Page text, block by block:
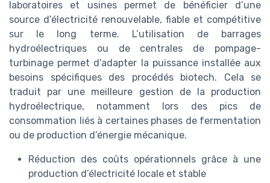
laboratoires et usines permet de bénéficier d’une
source d’électricité renouvelable, fiable et compétitive
sur le long terme. L’utilisation de barrages
hydroélectriques ou de centrales de pompage-
turbinage permet d’adapter la puissance installée aux
besoins spécifiques des procédés biotech. Cela se
traduit par une meilleure gestion de la production
hydroélectrique, notamment lors des pics de
consommation liés à certaines phases de fermentation
ou de production d’énergie mécanique.
Réduction des coûts opérationnels grâce à une
production d’électricité locale et stable